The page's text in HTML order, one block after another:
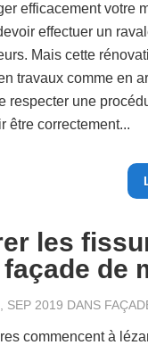
efficacement votre
effectuer un
Mais cette
travaux comme en
respecter une
être correctement...
les
façade de
SEP 2019 DANS
commencent à